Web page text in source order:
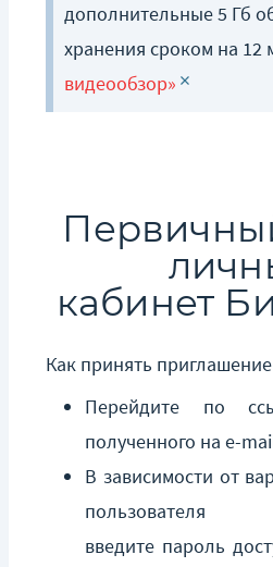
дополнительные 5 Гб
хранения сроком на 12
видеообзор» ×
кабинет
Как принять
Перейдите по
полученного на e-
В зависимости от
пользователя
введите пароль